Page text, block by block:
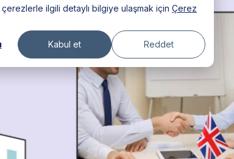
ilgili detaylı bilgiye ulaşmak için Çerez
Kabul et Reddet